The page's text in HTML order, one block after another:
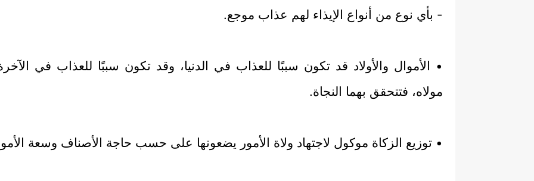
- بأي نوع من أنواع الإيذاء لهم عذاب موجع.
• الأموال والأولاد قد تكون سببًا للعذاب في الدنيا، وقد تكون سببًا للعذاب في
مولاه، فتتحقق بهما النجاة.
• توزيع الزكاة موكول لاجتهاد ولاة الأمور يضعونها على حسب حاجة الأصناف وسعة